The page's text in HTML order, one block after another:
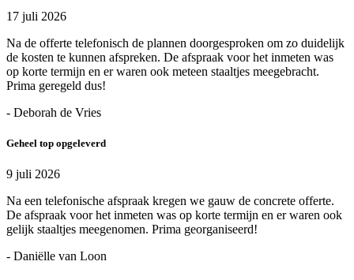
17 juli 2026
Na de offerte telefonisch de plannen doorgesproken om zo duidelijk
de kosten te kunnen afspreken. De afspraak voor het inmeten was
op korte termijn en er waren ook meteen staaltjes meegebracht.
Prima geregeld dus!
- Deborah de Vries
Geheel top opgeleverd
9 juli 2026
Na een telefonische afspraak kregen we gauw de concrete offerte.
De afspraak voor het inmeten was op korte termijn en er waren ook
gelijk staaltjes meegenomen. Prima georganiseerd!
- Daniëlle van Loon